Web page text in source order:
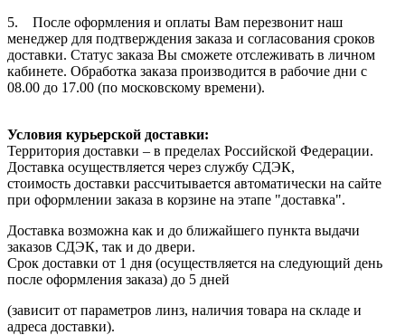
5. После оформления и оплаты Вам перезвонит наш
менеджер для подтверждения заказа и согласования сроков
доставки. Статус заказа Вы сможете отслеживать в личном
кабинете. Обработка заказа производится в рабочие дни с
08.00 до 17.00 (по московскому времени).
Условия курьерской доставки:
Территория доставки – в пределах Российской Федерации.
Доставка осуществляется через службу СДЭК,
стоимость доставки рассчитывается автоматически на сайте
при оформлении заказа в корзине на этапе "доставка".
Доставка возможна как и до ближайшего пункта выдачи
заказов СДЭК, так и до двери.
Срок доставки от 1 дня (осуществляется на следующий день
после оформления заказа) до 5 дней
(зависит от параметров линз, наличия товара на складе и
адреса доставки).